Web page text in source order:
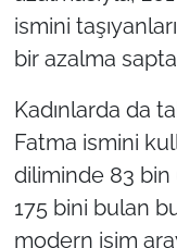
ismini
bir azalma
Kadınlarda da
Fatma ismini
diliminde 83 bin
175 bini bulan
modern isim